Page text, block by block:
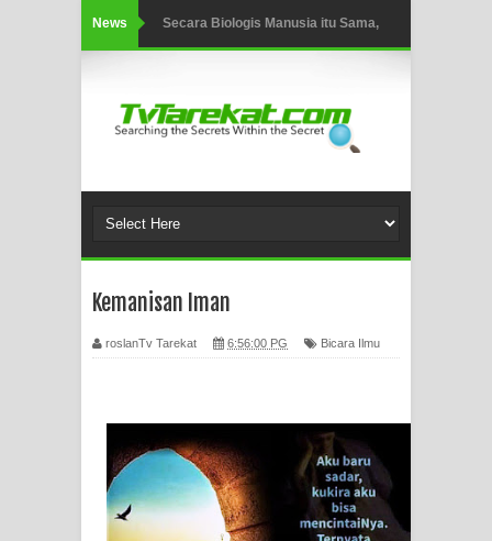
News Secara Biologis Manusia itu Sama,
Berbeda
KAWULA GUSTI
WAHDATUL WUJUD ITU APA..??
SUFI
HIKMAH AL-HIKAM IMAM IBNU
‘AṬĀ’ILLĀH - Peringkat-peringkat
Zikir
Kemanisan Iman
roslanTv Tarekat 6:56:00 PG Bicara Ilmu